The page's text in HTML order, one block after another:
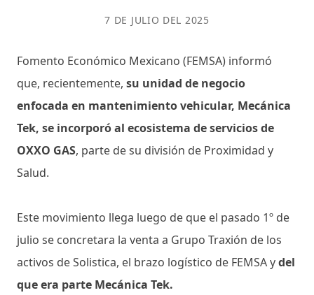
7 DE JULIO DEL 2025
Fomento Económico Mexicano (FEMSA) informó
que, recientemente, su unidad de negocio
enfocada en mantenimiento vehicular, Mecánica
Tek, se incorporó al ecosistema de servicios de
OXXO GAS, parte de su división de Proximidad y
Salud.
Este movimiento llega luego de que el pasado 1º de
julio se concretara la venta a Grupo Traxión de los
activos de Solistica, el brazo logístico de FEMSA ydel
que era parte Mecánica Tek.